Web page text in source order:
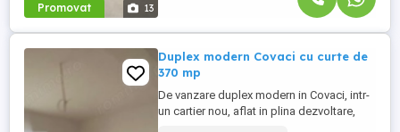
Promovat 13
Duplex modern Covaci cu curte de
370 mp
De vanzare duplex modern in Covaci, intr-
un cartier nou, aflat in plina dezvoltare,